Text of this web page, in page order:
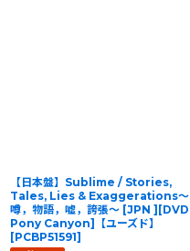
【日本盤】Sublime / Stories,
Tales, Lies & Exaggerations〜
噂，物語，嘘，誇張〜 [JPN ][DVD |
Pony Canyon]【ユーズド】
[PCBP51591]